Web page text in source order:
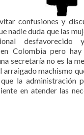
confusiones y
nadie duda que las
desfavorecido
Colombia pero hay
secretaría no es la
machismo
la administración
en atender las